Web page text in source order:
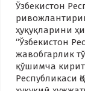
Ўзбекистон
ҳуқуқларини
“Ўзбекистон
жавобгарлик
қўшимча
Республикаси